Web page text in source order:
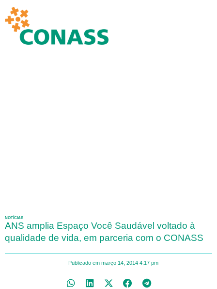
NOTÍCIAS
ANS amplia Espaço Você Saudável voltado à
qualidade de vida, em parceria com o CONASS
Publicado em março 14, 2014 4:17 pm